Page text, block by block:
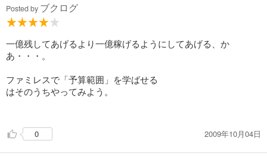
Posted by ブクログ
一億残してあげるより一億稼げるようにしてあげる、か
あ・・・。
ファミレスで「予算範囲」を学ばせる
はそのうちやってみよう。
0 2009年10月04日